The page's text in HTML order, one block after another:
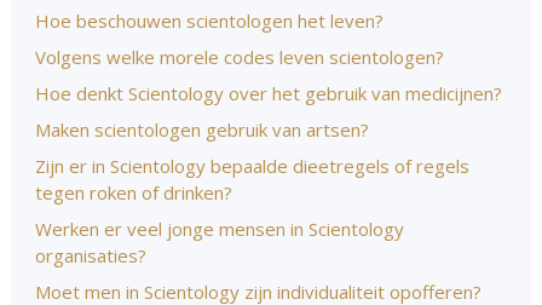
Hoe beschouwen scientologen het leven?
Volgens welke morele codes leven scientologen?
Hoe denkt Scientology over het gebruik van medicijnen?
Maken scientologen gebruik van artsen?
Zijn er in Scientology bepaalde dieetregels of regels
tegen roken of drinken?
Werken er veel jonge mensen in Scientology
organisaties?
Moet men in Scientology zijn individualiteit opofferen?